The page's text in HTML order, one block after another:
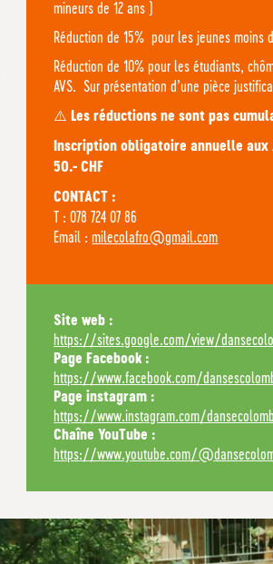
mineurs de 12 ans )
Réduction de 15% pour les jeunes moins
Réduction de 10% pour les étudiants,
AVS. Sur présentation d’une pièce
⚠️ Les réductions ne sont pas
Inscription obligatoire annuelle aux
50.- CHF
CONTACT :
T : 078 724 07 86
Email :milecolafro@gmail.com
Site web :
https://sites.google.com/view/
Page Facebook :
https://www.facebook.com/
Page instagram :
https://www.instagram.com/
Chaîne YouTube :
https://www.youtube.com/